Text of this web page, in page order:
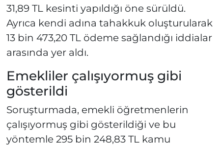
31,89 TL kesinti yapıldığı öne sürüldü.
Ayrıca kendi adına tahakkuk oluşturularak
13 bin 473,20 TL ödeme sağlandığı iddialar
arasında yer aldı.
Emekliler çalışıyormuş gibi
gösterildi
Soruşturmada, emekli öğretmenlerin
çalışıyormuş gibi gösterildiği ve bu
yöntemle 295 bin 248,83 TL kamu